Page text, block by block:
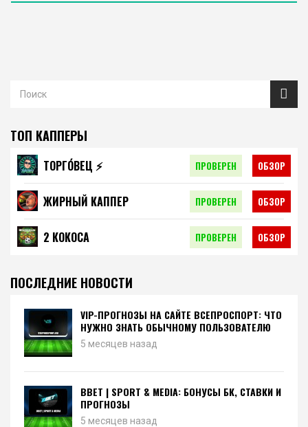
ТОП КАППЕРЫ
ТОРГО́ВЕЦ ⚡️ ПРОВЕРЕН ОБЗОР
ЖИРНЫЙ КАППЕР ПРОВЕРЕН ОБЗОР
2 КОКОСА ПРОВЕРЕН ОБЗОР
ПОСЛЕДНИЕ НОВОСТИ
VIP-ПРОГНОЗЫ НА САЙТЕ ВСЕПРОСПОРТ: ЧТО
НУЖНО ЗНАТЬ ОБЫЧНОМУ ПОЛЬЗОВАТЕЛЮ
5 месяцев назад
BBET | SPORT & MEDIA: БОНУСЫ БК, СТАВКИ И
ПРОГНОЗЫ
5 месяцев назад